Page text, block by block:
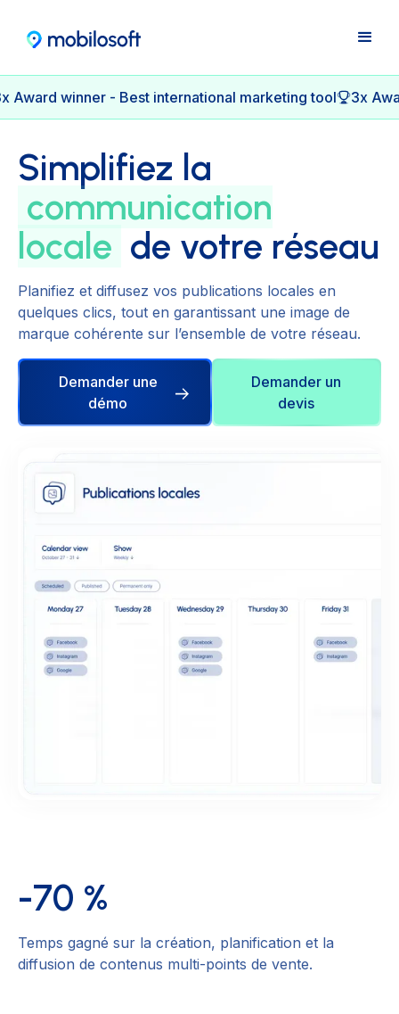
Award winner - Best international marketing tool 3x
Simplifiez la
communication
locale de votre réseau
Planifiez et diffusez vos publications locales en
quelques clics, tout en garantissant une image de
marque cohérente sur l’ensemble de votre réseau.
Demander une
démo
Demander un
devis
-70 %
Temps gagné sur la création, planification et la
diffusion de contenus multi-points de vente.